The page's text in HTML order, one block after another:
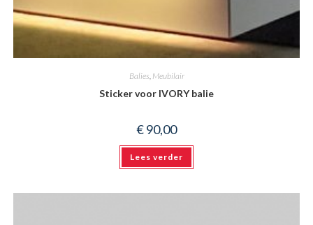
Balies Meubilair
Sticker voor IVORY balie
€90,00
Lees verder